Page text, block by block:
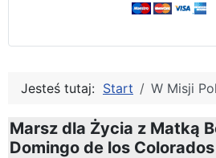
Jesteś tutaj: Start W Misji
Marsz dla Życia z Matką
Domingo de los Colorados